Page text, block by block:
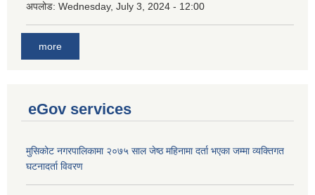
अपलोड: Wednesday, July 3, 2024 - 12:00
more
eGov services
मुसिकोट नगरपालिकामा २०७५ साल जेष्ठ महिनामा दर्ता भएका जम्मा व्यक्तिगत
घटनादर्ता विवरण